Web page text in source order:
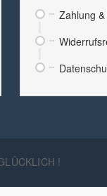
Zahlung
!